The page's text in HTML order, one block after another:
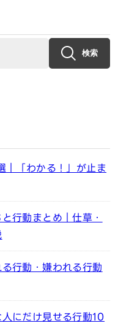
検索
｜「わかる！」が止ま
行動まとめ｜仕草・
行動・嫌われる行動
にだけ見せる行動10